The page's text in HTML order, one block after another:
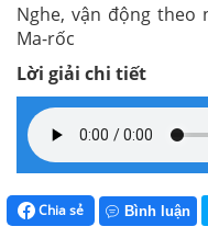
Nghe, vận động theo
Ma-rốc
Lời giải chi tiết
Chia sẻ Bình luận